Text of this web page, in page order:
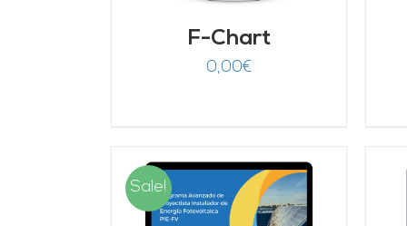
F-Chart
0,00€
Sale!
AÑADIR AL CARRITO